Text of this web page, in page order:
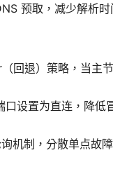
预取，减少解析时
回退）策略，当主
口设置为直连，降低
机制，分散单点故